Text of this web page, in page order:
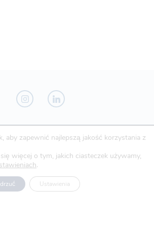
Novo-Pak Sp. z o.o.
103A, 05-480 Karczew
Tel: +48 500 307 169
marketing@novopak.com.pl
aby zapewnić najlepszą jakość korzystania z
więcej o tym, jakich ciasteczek używamy,
.
Ustawienia